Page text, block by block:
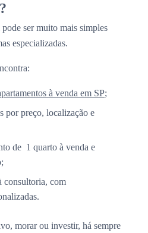
ser muito mais simples
especializadas.
à venda em SP;
por preço, localização e
de 1 quarto à venda e
consultoria, com
morar ou investir, há sempre